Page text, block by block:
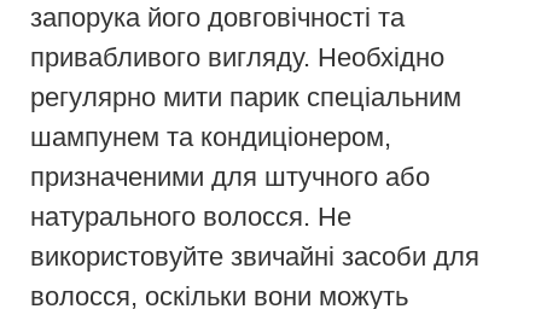
запорука його довговічності та
привабливого вигляду. Необхідно
регулярно мити парик спеціальним
шампунем та кондиціонером,
призначеними для штучного або
натурального волосся. Не
використовуйте звичайні засоби для
волосся, оскільки вони можуть